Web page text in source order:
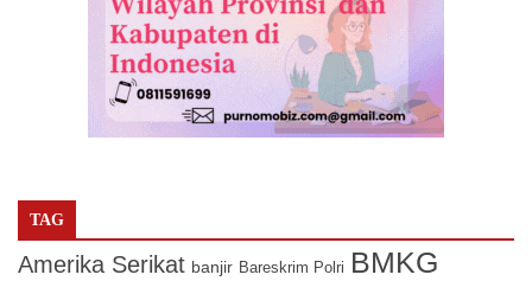
TAG
Amerika Serikat banjir Bareskrim Polri BMKG